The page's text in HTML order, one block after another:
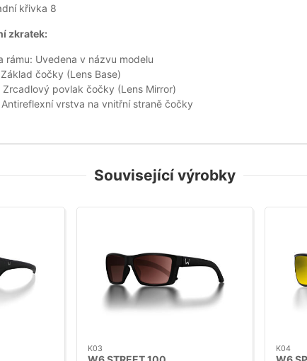
křivka 8
zkratek:
rámu: Uvedena v názvu modelu
čočky (Lens Base)
Zrcadlový povlak čočky (Lens Mirror)
Antireflexní vrstva na vnitřní straně čočky
Související výrobky
K03 K04